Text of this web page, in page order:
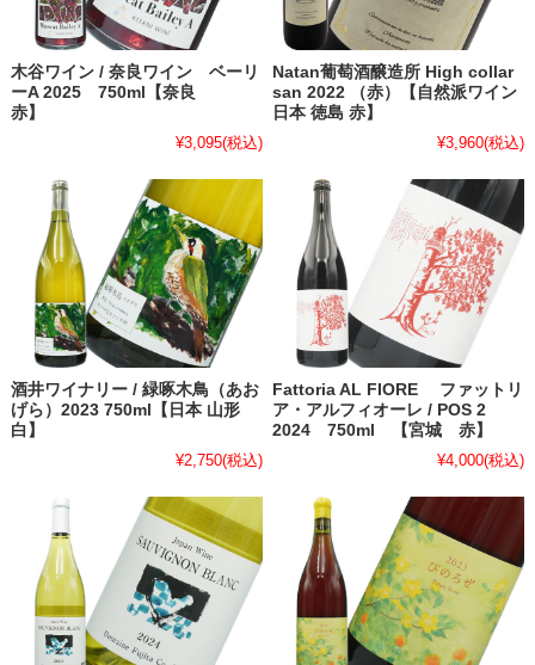
木谷ワイン / 奈良ワイン ベーリ
ーA 2025 750ml【奈良
赤】
¥3,095(税込)
Natan葡萄酒醸造所 High collar
san 2022 （赤）【自然派ワイン
日本 徳島 赤】
¥3,960(税込)
酒井ワイナリー / 緑啄木鳥（あお
げら）2023 750ml【日本 山形
白】
¥2,750(税込)
Fattoria AL FIORE ファットリ
ア・アルフィオーレ / POS 2
2024 750ml 【宮城 赤】
¥4,000(税込)